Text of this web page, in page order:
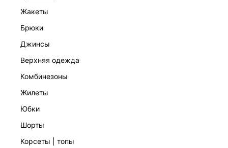
жакеты
брюки
джинсы
верхняя одежда
комбинезоны
жилеты
юбки
шорты
корсеты | топы